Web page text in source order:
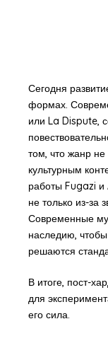
Сегодня
формах.
или La Dispute,
том, что жанр не
культурным
работы Fugazi
не только из-за
Современные
наследию,
решаются
В итоге, пост-
для
его сила.